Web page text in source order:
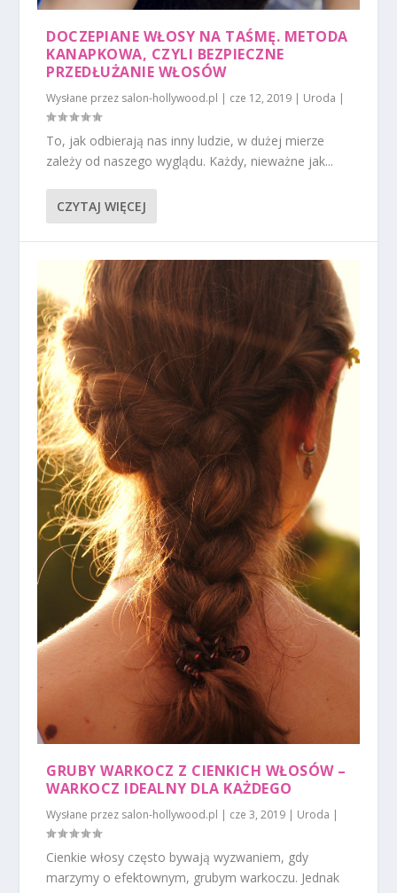
DOCZEPIANE WŁOSY NA TAŚMĘ. METODA
KANAPKOWA, CZYLI BEZPIECZNE
PRZEDŁUŻANIE WŁOSÓW
Wysłane przez salon-hollywood.pl | cze 12, 2019 | Uroda |
To, jak odbierają nas inny ludzie, w dużej mierze
zależy od naszego wyglądu. Każdy, nieważne jak...
CZYTAJ WIĘCEJ
GRUBY WARKOCZ Z CIENKICH WŁOSÓW –
WARKOCZ IDEALNY DLA KAŻDEGO
Wysłane przez salon-hollywood.pl | cze 3, 2019 | Uroda |
Cienkie włosy często bywają wyzwaniem, gdy
marzymy o efektownym, grubym warkoczu. Jednak